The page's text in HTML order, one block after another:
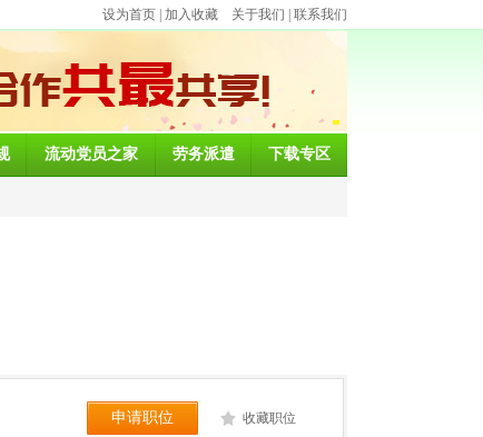
设为首页 加入收藏 关于我们 联系我们
流动党员之家 劳务派遣 下载专区
收藏职位
申请职位